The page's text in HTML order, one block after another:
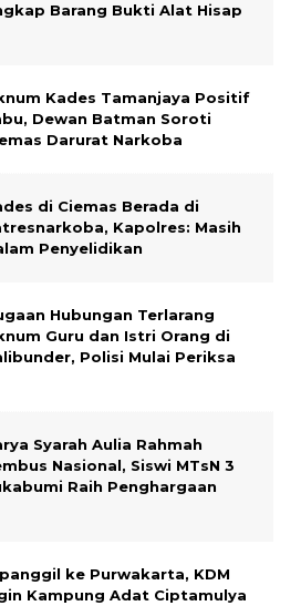
Barang Bukti Alat Hisap
Kades Tamanjaya Positif
Dewan Batman Soroti
Darurat Narkoba
di Ciemas Berada di
Kapolres: Masih
Penyelidikan
Hubungan Terlarang
Guru dan Istri Orang di
Polisi Mulai Periksa
Syarah Aulia Rahmah
Nasional, Siswi MTsN 3
Raih Penghargaan
ke Purwakarta, KDM
Kampung Adat Ciptamulya